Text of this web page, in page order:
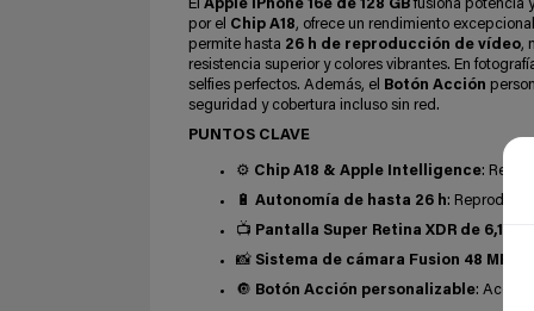
El Apple iPhone 16e de 128 GBfusiona potencia
por el Chip A18, ofrece un rendimiento
permite hasta 26 h de reproducción de vídeo,
resistencia superior y colores vibrantes. En
selfies perfectos. Además, el
Botón Acción
seguridad y cobertura incluso sin red.
PUNTOS CLAVE
⚙️ Chip A18 & Apple Intelligence:
🔋 Autonomía de hasta 26 h:
📺 Pantalla Super Retina XDR de 6,1″
📸 Sistema de cámara Fusion 48 MP
:
🔘 Botón Acción personalizable: